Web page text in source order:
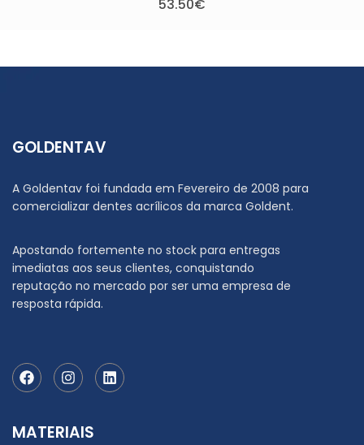
GOLDENTAV
A Goldentav foi fundada em Fevereiro de 2008 para
comercializar dentes acrílicos da marca Goldent.
Apostando fortemente no stock para entregas
imediatas aos seus clientes, conquistando
reputação no mercado por ser uma empresa de
resposta rápida.
MATERIAIS